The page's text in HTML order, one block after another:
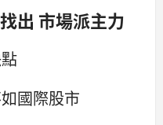
出 市場派主力
國際股市